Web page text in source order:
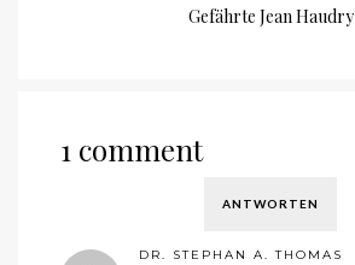
Gefährte Jean Haudry
1 comment
ANTWORTEN
DR. STEPHAN A. THOMAS